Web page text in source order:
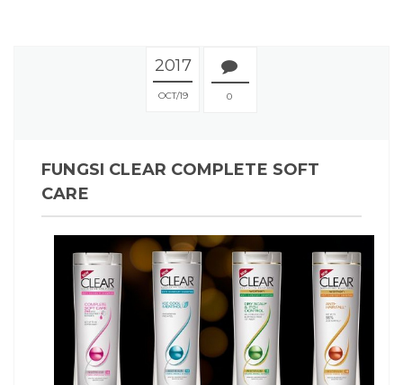
2017
OCT 19 0
FUNGSI CLEAR COMPLETE SOFT
CARE